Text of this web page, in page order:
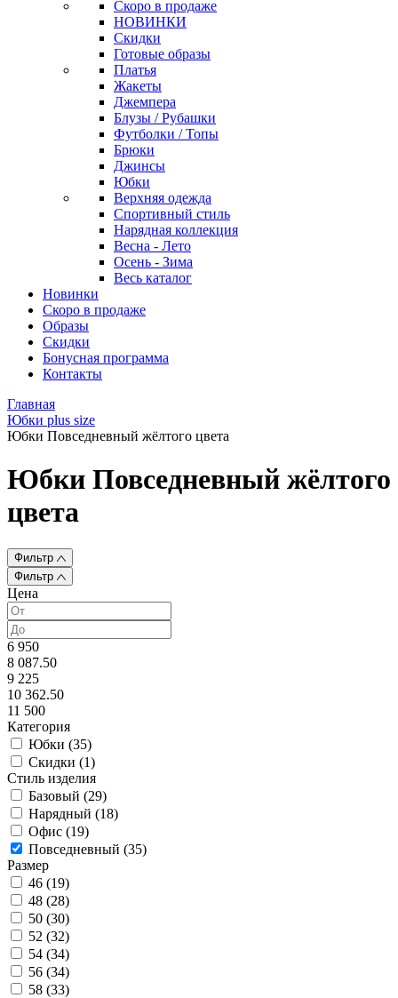
Скоро в продаже
НОВИНКИ
Скидки
Готовые образы
Платья
Жакеты
Джемпера
Блузы / Рубашки
Футболки / Топы
Брюки
Джинсы
Юбки
Верхняя одежда
Спортивный стиль
Нарядная коллекция
Весна - Лето
Осень - Зима
Весь каталог
Новинки
Скоро в продаже
Образы
Скидки
Бонусная программа
Контакты
Главная
Юбки plus size
Юбки Повседневный жёлтого цвета
Юбки Повседневный жёлтого
цвета
Фильтр
Фильтр
Цена
6 950
8 087.50
9 225
10 362.50
11 500
Категория
Юбки (35)
Скидки (1)
Стиль изделия
Базовый (29)
Нарядный (18)
Офис (19)
Повседневный (35)
Размер
46 (19)
48 (28)
50 (30)
52 (32)
54 (34)
56 (34)
58 (33)